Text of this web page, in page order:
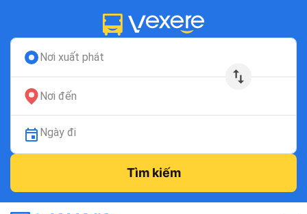
Nơi xuất phát
Nơi đến
Ngày đi
Tìm kiếm